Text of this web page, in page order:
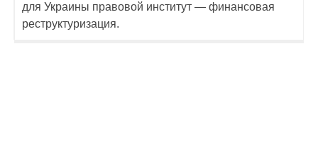
для Украины правовой институт — финансовая
реструктуризация.